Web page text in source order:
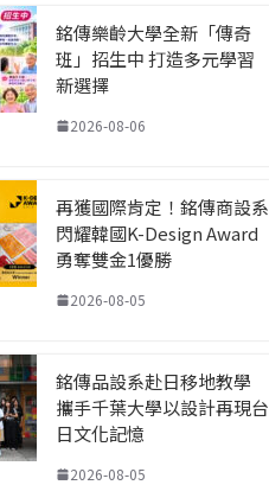
銘傳樂齡大學全新「傳奇
班」招生中 打造多元學習
新選擇
2026-08-06
再獲國際肯定！銘傳商設系
閃耀韓國K-Design Award
勇奪雙金1優勝
2026-08-05
銘傳品設系赴日移地教學
攜手千葉大學以設計再現台
日文化記憶
2026-08-05